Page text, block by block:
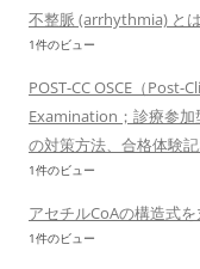
不整脈 (arrhythmia) とは
1件のビュー
POST-CC OSCE（
Examination；診療参
の対策方法、合格体験
1件のビュー
アセチルCoAの構造式
1件のビュー